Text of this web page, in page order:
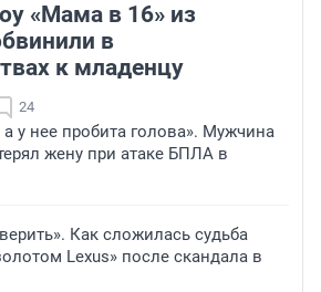
«Мама в 16» из
в
к младенцу
24
у нее пробита голова». Мужчина
жену при атаке БПЛА в
Как сложилась судьба
Lexus» после скандала в